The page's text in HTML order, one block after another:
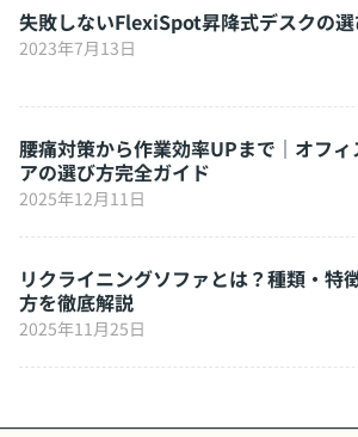
失敗しないFlexiSpot昇降式デスクの
2023年7月13日
腰痛対策から作業効率UPまで｜オフィ
アの選び方完全ガイド
2025年12月11日
リクライニングソファとは？種類・特
方を徹底解説
2025年11月25日